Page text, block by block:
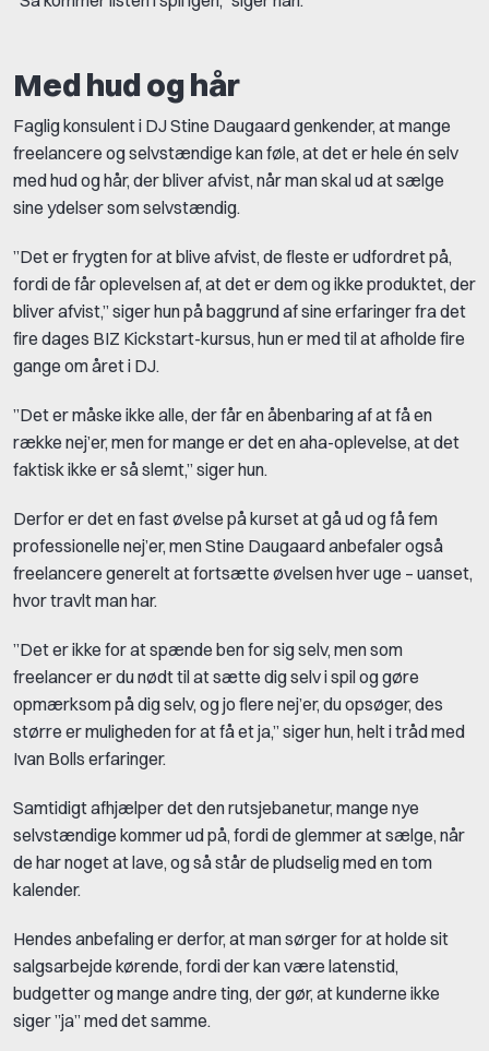
Med hud og hår
Faglig konsulent i DJ Stine Daugaard genkender, at mange
freelancere og selvstændige kan føle, at det er hele én selv
med hud og hår, der bliver afvist, når man skal ud at sælge
sine ydelser som selvstændig.
”Det er frygten for at blive afvist, de fleste er udfordret på,
fordi de får oplevelsen af, at det er dem og ikke produktet, der
bliver afvist,” siger hun på baggrund af sine erfaringer fra det
fire dages BIZ Kickstart-kursus, hun er med til at afholde fire
gange om året i DJ.
”Det er måske ikke alle, der får en åbenbaring af at få en
række nej’er, men for mange er det en aha-oplevelse, at det
faktisk ikke er så slemt,” siger hun.
Derfor er det en fast øvelse på kurset at gå ud og få fem
professionelle nej’er, men Stine Daugaard anbefaler også
freelancere generelt at fortsætte øvelsen hver uge – uanset,
hvor travlt man har.
”Det er ikke for at spænde ben for sig selv, men som
freelancer er du nødt til at sætte dig selv i spil og gøre
opmærksom på dig selv, og jo flere nej’er, du opsøger, des
større er muligheden for at få et ja,” siger hun, helt i tråd med
Ivan Bolls erfaringer.
Samtidigt afhjælper det den rutsjebanetur, mange nye
selvstændige kommer ud på, fordi de glemmer at sælge, når
de har noget at lave, og så står de pludselig med en tom
kalender.
Hendes anbefaling er derfor, at man sørger for at holde sit
salgsarbejde kørende, fordi der kan være latenstid,
budgetter og mange andre ting, der gør, at kunderne ikke
siger ”ja” med det samme.